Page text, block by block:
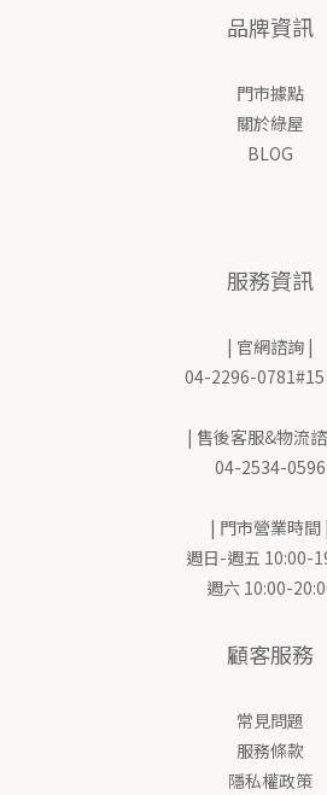
品牌資訊
門市據點
關於綠屋
BLOG
服務資訊
| 官網諮詢 |
04-2296-0781#15
| 售後客服&物流
04-2534-0596
| 門市營業時間 |
週日-週五 10:00-
週六 10:00-
顧客服務
常見問題
服務條款
隱私權政策